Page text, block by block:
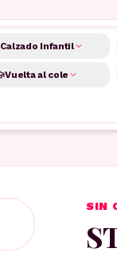
Calzado Infantil
Vuelta al cole
SIN